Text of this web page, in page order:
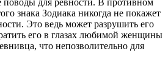
знака Зодиака никогда не покажет
Это ведь может разрушить его
его в глазах любимой женщины
что непозволительно для